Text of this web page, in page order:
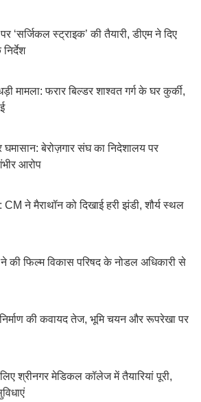
‘सर्जिकल स्ट्राइक’ की तैयारी, डीएम ने दिए
मामला: फरार बिल्डर शाश्वत गर्ग के घर कुर्की,
घमासान: बेरोज़गार संघ का निदेशालय पर
आरोप
CM ने मैराथॉन को दिखाई हरी झंडी, शौर्य स्थल
ने की फिल्म विकास परिषद के नोडल अधिकारी से
की कवायद तेज, भूमि चयन और रूपरेखा पर
श्रीनगर मेडिकल कॉलेज में तैयारियां पूरी,